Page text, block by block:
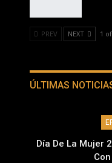
PREV NEXT 1
ÚLTIMAS
Día De La Mujer